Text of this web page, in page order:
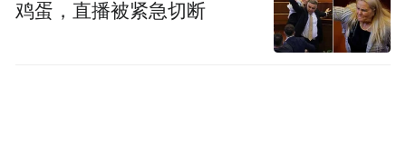
鸡蛋，直播被紧急切断